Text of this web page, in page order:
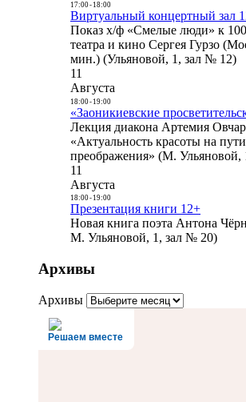
17:00- 18:00
Виртуальный концертный зал
Показ х/ф «Смелые люди» к
театра и кино Сергея Гурзо
мин.) (Ульяновой, 1, зал № 12)
11
Августа
18:00- 19:00
«Заоникиевские
Лекция диакона Артемия
«Актуальность красоты на
преображения» (М. Ульяновой,
11
Августа
18:00- 19:00
Презентация книги 12+
Новая книга поэта Антона
М. Ульяновой, 1, зал № 20)
Архивы
Архивы
Решаем вместе